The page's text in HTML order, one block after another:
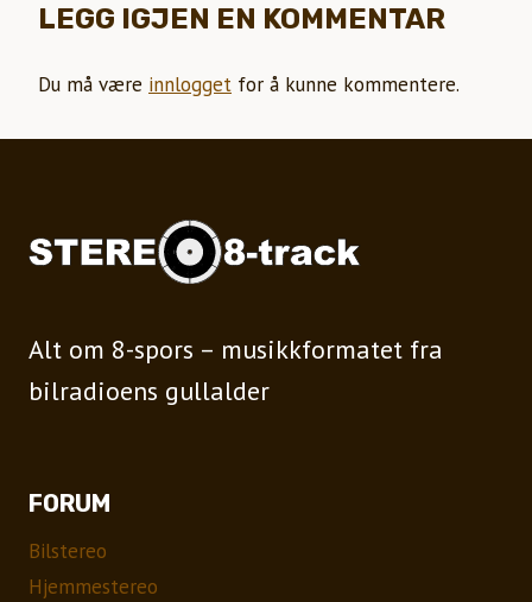
LEGG IGJEN EN KOMMENTAR
Du må være innlogget for å kunne kommentere.
Alt om 8-spors – musikkformatet fra
bilradioens gullalder
FORUM
Bilstereo
Hjemmestereo